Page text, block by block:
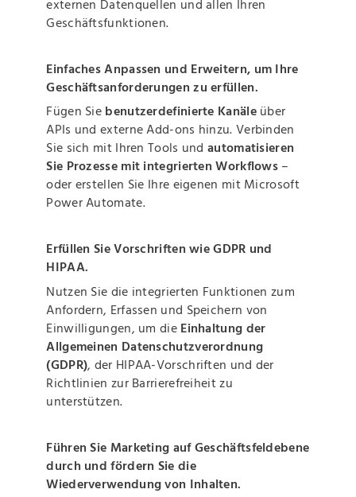
externen Datenquellen und allen Ihren
Geschäftsfunktionen.
Einfaches Anpassen und Erweitern, um Ihre
Geschäftsanforderungen zu erfüllen.
Fügen Sie benutzerdefinierte Kanäleüber
APIs und externe Add-ons hinzu. Verbinden
Sie sich mit Ihren Tools undautomatisieren
Sie Prozesse mit integrierten Workflows –
oder erstellen Sie Ihre eigenen mit Microsoft
Power Automate.
Erfüllen Sie Vorschriften wie GDPR und
HIPAA.
Nutzen Sie die integrierten Funktionen zum
Anfordern, Erfassen und Speichern von
Einwilligungen, um die Einhaltung der
Allgemeinen Datenschutzverordnung
(GDPR), der HIPAA-Vorschriften und der
Richtlinien zur Barrierefreiheit zu
unterstützen.
Führen Sie Marketing auf Geschäftsfeldebene
durch und fördern Sie die
Wiederverwendung von Inhalten.